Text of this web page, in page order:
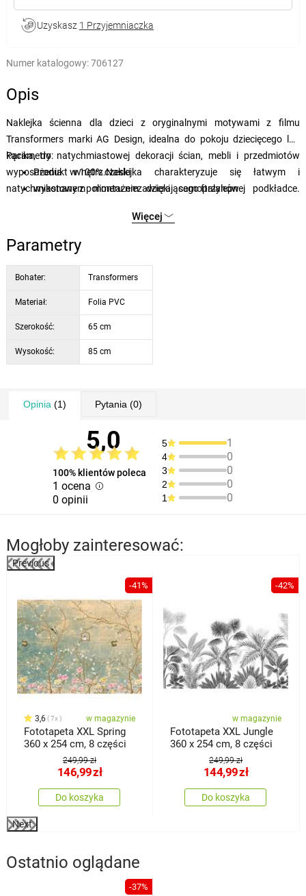
Uzyskasz 1 Przyjemniaczka
Numer katalogowy:706127
Opis
Naklejka ścienna dla dzieci z oryginalnymi motywami z filmu
Transformers marki AG Design, idealna do pokoju dziecięcego lub
kącika,do natychmiastowej dekoracji ścian, mebli i przedmiotów
wyposażenia wnętrz.Naklejka charakteryzuje się łatwym i
natychmiastowym montażem dzięki samoprzylepnej podkładce.
sucha, a następnie przetestować naklejkę w niewidocznym miejscu.
Parametry:
Produkt w 100% czeski
wykonane z polimeru niezawierającego ftalanów
zalecane dla dzieci i alergików
produkt posiada certyfikat
łatwy w utrzymaniu (instrukcja na opakowaniu)
Więcej
Parametry
Bohater: Transformers
Materiał: Folia PVC
Szerokość: 65 cm
Wysokość: 85 cm
Opinia (1) Pytania (0)
5,0
100% klientów poleca
1 ocena
0 opinii
5 1
4 0
3 0
2 0
1 0
Mogłoby zainteresować:
Previous
-41%
3,6 7x w magazynie
Fototapeta XXL Spring
360 x 254 cm, 8 części
249,99 zł
146,99zł
Do koszyka
-42%
w magazynie
Fototapeta XXL Jungle
360 x 254 cm, 8 części
249,99 zł
144,99zł
Do koszyka
Next
Ostatnio oglądane
-37%